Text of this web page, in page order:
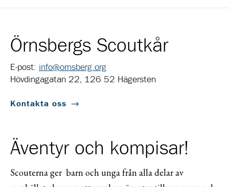
Örnsbergs Scoutkår
E-post: info@ornsberg.org
Hövdingagatan 22, 126 52 Hägersten
Kontakta oss
Äventyr och kompisar!
Scouterna ger barn och unga från alla delar av